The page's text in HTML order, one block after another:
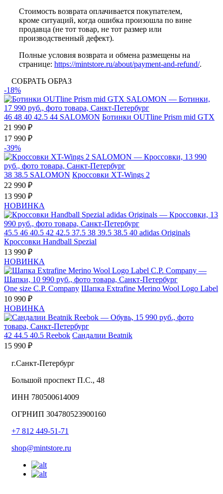
Стоимость возврата оплачивается покупателем,
кроме ситуаций, когда ошибка произошла по вине
продавца (не тот товар, не тот размер или
производственный дефект).
Полные условия возврата и обмена размещены на
странице: https://mintstore.ru/about/payment-and-refund/.
СОБРАТЬ ОБРАЗ
-18%
46 48 40 42.5 44 SALOMON Ботинки OUTline Prism mid GTX
21 990 ₽
17 990 ₽
-39%
38 38.5 SALOMON Кроссовки XT-Wings 2
22 990 ₽
13 990 ₽
НОВИНКА
45.5 46 40.5 42 42.5 37.5 38 39.5 38.5 40 adidas Originals
Кроссовки Handball Spezial
13 990 ₽
НОВИНКА
One size C.P. Company Шапка Extrafine Merino Wool Logo Label
10 990 ₽
НОВИНКА
42 44.5 40.5 Reebok Сандалии Beatnik
15 990 ₽
г.Санкт-Петербург
Большой проспект П.С., 48
ИНН 780500614009
ОГРНИП 304780523900160
+7 812 449-51-71
shop@mintstore.ru